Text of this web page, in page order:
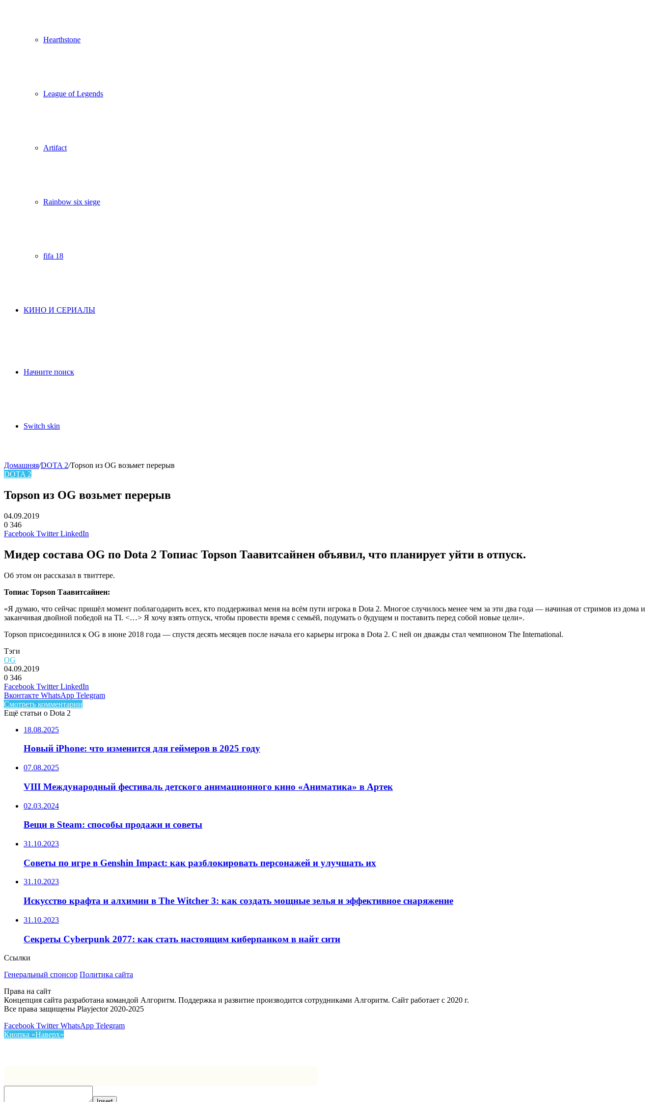
Hearthstone
League of Legends
Artifact
Rainbow six siege
fifa 18
КИНО И СЕРИАЛЫ
Начните поиск
Switch skin
Домашняя/DOTA 2/Topson из OG возьмет перерыв
DOTA 2
Topson из OG возьмет перерыв
04.09.2019
0 346
Facebook Twitter LinkedIn
Мидер состава OG по Dota 2 Топиас Topson Таавитсайнен объявил, что планирует уйти в отпуск.
Об этом он рассказал в твиттере.
Топиас Topson Таавитсайнен:
«Я думаю, что сейчас пришёл момент поблагодарить всех, кто поддерживал меня на всём пути игрока в Dota 2. Многое случилось менее чем за эти два года — начиная от стримов из дома и
заканчивая двойной победой на TI. <…> Я хочу взять отпуск, чтобы провести время с семьёй, подумать о будущем и поставить перед собой новые цели».
Topson присоединился к OG в июне 2018 года — спустя десять месяцев после начала его карьеры игрока в Dota 2. С ней он дважды стал чемпионом The International.
Тэги
OG
04.09.2019
0 346
Facebook Twitter LinkedIn
Вконтакте WhatsApp Telegram
Смотреть комментарии
Ещё статьи о Dota 2
18.08.2025
Новый iPhone: что изменится для геймеров в 2025 году
07.08.2025
VIII Международный фестиваль детского анимационного кино «Аниматика» в Артек
02.03.2024
Вещи в Steam: способы продажи и советы
31.10.2023
Советы по игре в Genshin Impact: как разблокировать персонажей и улучшать их
31.10.2023
Искусство крафта и алхимии в The Witcher 3: как создать мощные зелья и эффективное снаряжение
31.10.2023
Секреты Cyberpunk 2077: как стать настоящим киберпанком в найт сити
Ссылки
Генеральный спонсор Политика сайта
Права на сайт
Концепция сайта разработана командой Алгоритм. Поддержка и развитие производится сотрудниками Алгоритм. Сайт работает с 2020 г.
Все права защищены Playjector 2020-2025
Facebook Twitter WhatsApp Telegram
Кнопка «Наверх»